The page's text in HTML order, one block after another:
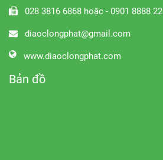
028 3816 6868 hoặc - 0901 8888 22
diaoclongphat@gmail.com
www.diaoclongphat.com
Bản đồ